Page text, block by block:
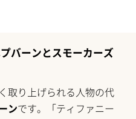
バーンとスモーカーズ
取り上げられる人物の代
ンです。「ティファニー